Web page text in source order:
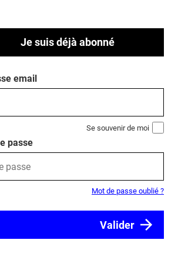
Je suis déjà abonné
email
Se souvenir de moi
passe
Mot de passe oublié ?